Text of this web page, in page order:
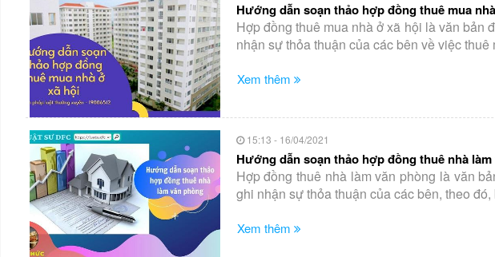
Hướng dẫn soạn thảo hợp đồng thuê mua
Hợp đồng thuê mua nhà ở xã hội là văn bản
nhận sự thỏa thuận của các bên về việc thuê
Xem thêm
15:13 - 16/04/2021
Hướng dẫn soạn thảo hợp đồng thuê nhà
Hợp đồng thuê nhà làm văn phòng là văn
ghi nhận sự thỏa thuận của các bên, theo đó,
Xem thêm